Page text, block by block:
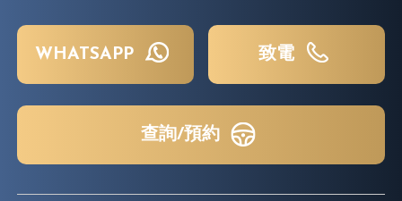
WHATSAPP 致電
查詢/預約